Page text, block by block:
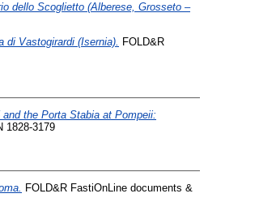
dello Scoglietto (Alberese, Grosseto –
di Vastogirardi (Isernia).
FOLD&R
the Porta Stabia at Pompeii:
1828-3179
FOLD&R FastiOnLine documents &